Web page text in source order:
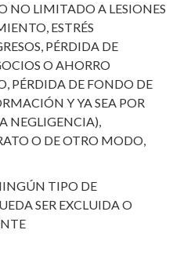
NO LIMITADO A LESIONES
ESTRÉS
PÉRDIDA DE
O AHORRO
PÉRDIDA DE FONDO DE
Y YA SEA POR
NEGLIGENCIA),
O DE OTRO MODO,
TIPO DE
SER EXCLUIDA O